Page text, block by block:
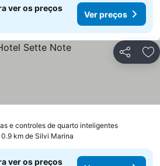
ver os preços
Ver preços
Partilhar
e controles de quarto inteligentes
0.9 km de Silvi Marina
ver os preços